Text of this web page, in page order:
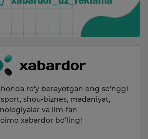
ro‘y berayotgan eng so‘nggi
shou-biznes, madaniyat,
va ilm-fan
xabardor bo‘ling!